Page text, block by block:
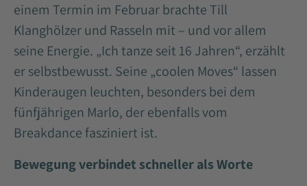
einem Termin im Februar brachte Till
Klanghölzer und Rasseln mit – und vor allem
seine Energie. „Ich tanze seit 16 Jahren“, erzählt
er selbstbewusst. Seine „coolen Moves“ lassen
Kinderaugen leuchten, besonders bei dem
fünfjährigen Marlo, der ebenfalls vom
Breakdance fasziniert ist.
Bewegung verbindet schneller als Worte